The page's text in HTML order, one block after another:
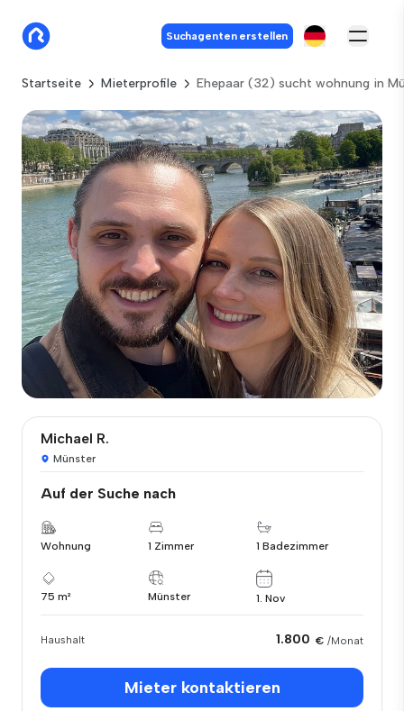
Suchagenten erstellen
Startseite Mieterprofile Ehepaar (32) sucht wohnung in
Michael R.
Münster
Auf der Suche nach
Wohnung 1 Zimmer 1 Badezimmer
75 m² Münster 1. Nov
Haushalt 1.800 € /Monat
Mieter kontaktieren